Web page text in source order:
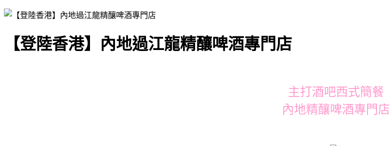
【登陸香港】內地過江龍精釀啤酒專門店
主打酒吧西式簡餐
內地精釀啤酒專門店